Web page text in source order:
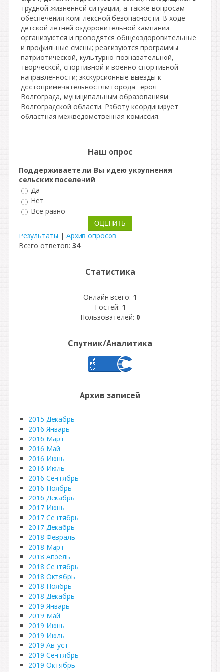
трудной жизненной ситуации, а также вопросам
обеспечения комплексной безопасности. В ходе
детской летней оздоровительной кампании
организуются и проводятся общеоздоровительные
и профильные смены; реализуются программы
патриотической, культурно-познавательной,
творческой, спортивной и военно-спортивной
направленности; экскурсионные выезды к
достопримечательностям города-героя
Волгограда, муниципальным образованиям
Волгоградской области. Работу координирует
областная межведомственная комиссия.
Наш опрос
Поддерживаете ли Вы идею укрупнения
сельских поселений
Да
Нет
Все равно
Результаты | Архив опросов
Всего ответов: 34
Статистика
Онлайн всего: 1
Гостей: 1
Пользователей: 0
Спутник/Аналитика
Архив записей
2015 Декабрь
2016 Январь
2016 Март
2016 Май
2016 Июнь
2016 Июль
2016 Сентябрь
2016 Ноябрь
2016 Декабрь
2017 Июнь
2017 Сентябрь
2017 Декабрь
2018 Февраль
2018 Март
2018 Апрель
2018 Сентябрь
2018 Октябрь
2018 Ноябрь
2018 Декабрь
2019 Январь
2019 Май
2019 Июнь
2019 Июль
2019 Август
2019 Сентябрь
2019 Октябрь